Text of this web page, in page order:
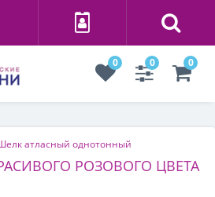
0 0 0
атласный однотонный
РОЗОВОГО ЦВЕТА